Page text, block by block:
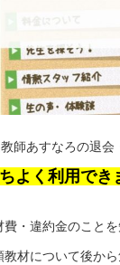
師あすなろの退会
よく利用でき
費・違約金のこと
教材について後から